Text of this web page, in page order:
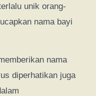
unik orang-
nama bayi
nama
diperhatikan juga